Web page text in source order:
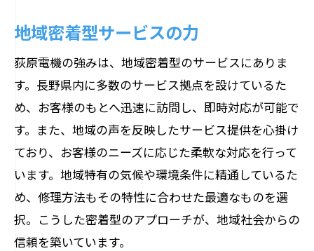
難易度の高い修理にも対応
綿密な診断で原因を特定
最新の修理技術の導入
常にスキルアップを図る姿勢
お客様と共に解決策を模索
農業機械の修理も荻原電機にお任せ！迅速対
応で安心
農業機械特化の技術者
迅速な修理で農作業をサポート
地域密着型サービスの力
荻原電機の強みは、地域密着型のサービスにありま
す。長野県内に多数のサービス拠点を設けているた
め、お客様のもとへ迅速に訪問し、即時対応が可能で
す。また、地域の声を反映したサービス提供を心掛け
ており、お客様のニーズに応じた柔軟な対応を行って
います。地域特有の気候や環境条件に精通しているた
め、修理方法もその特性に合わせた最適なものを選
択。こうした密着型のアプローチが、地域社会からの
信頼を築いています。